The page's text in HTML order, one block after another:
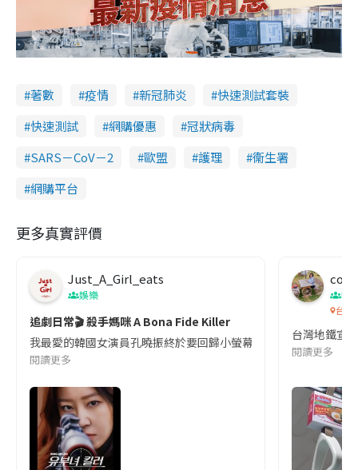
著數 疫情 新冠肺炎
快速測試套裝
快速測試
網購優惠
冠狀病毒
SARS－CoV－2
歐盟 護理
衞生署
網購平台
更多真實評價
Just_A_Girl_eats
娛樂
追劇日常🎬 殺手媽咪 A Bona Fide Killer
我最愛的韓國女演員孔曉振終於要回歸小螢幕啦!這次的劇本改編
閱讀更多
co
吹
台灣
台灣地鐵宣
閱讀更多